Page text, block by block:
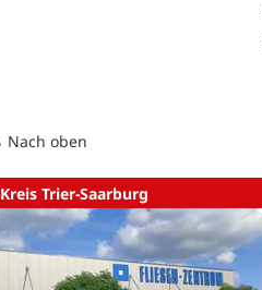
Nach oben
Kreis Trier-Saarburg